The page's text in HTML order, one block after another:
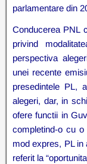
parlamentare din
Conducerea PNL
privind
perspectiva
unei recente
presedintele PL,
alegeri, dar, in
ofere functii in
completind-o cu
mod expres, PL
referit la